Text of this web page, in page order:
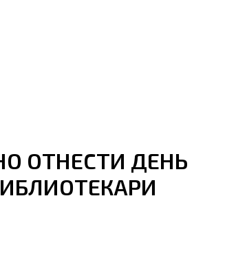
ОТНЕСТИ ДЕНЬ